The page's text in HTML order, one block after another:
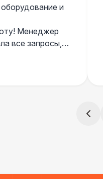
и
Менеджер
все запросы,
тревоги